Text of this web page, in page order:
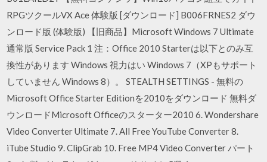
RPGツクールVX Ace 体験版 [ダウンロード] B006FRNES2 ダウ
ンロード版 (体験版) 【旧商品】Microsoft Windows 7 Ultimate
通常版 Service Pack 1 注：Office 2010 Starterは以下とのみ互
換性があります Windows 視力はい Windows 7（XPもサポート
していません Windows 8）。 STEALTH SETTINGS - 無料の
Microsoft Office Starter Editionを2010をダウンロード 無料ダ
ウンロードMicrosoft Officeのスターター2010 6. Wondershare
Video Converter Ultimate 7. All Free YouTube Converter 8.
iTube Studio 9. ClipGrab 10. Free MP4 Video Converter パート